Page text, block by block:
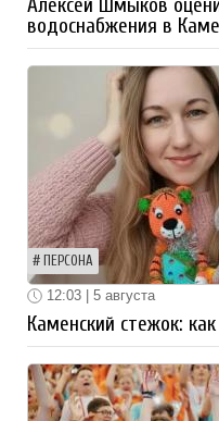
Алексей Шмыков
водоснабжения в
ПЕРСОНА
12:03 | 5 августа
Каменский стежок: